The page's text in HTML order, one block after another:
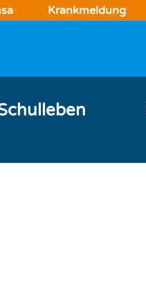
Krankmeldung